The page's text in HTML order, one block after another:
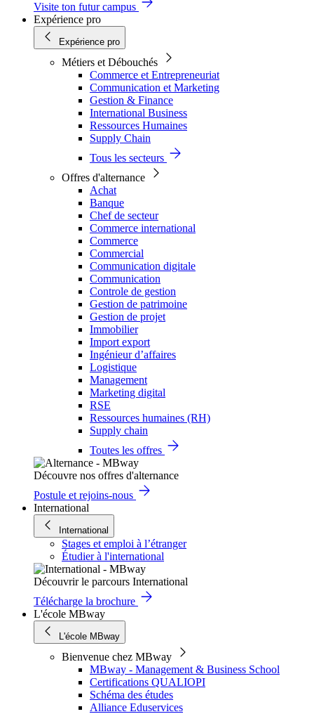
Visite ton futur campus
Expérience pro
Expérience pro
Métiers et Débouchés
Commerce et Entrepreneuriat
Communication et Marketing
Gestion & Finance
International Business
Ressources Humaines
Supply Chain
Tous les secteurs
Offres d'alternance
Achat
Banque
Chef de secteur
Commerce international
Commerce
Commercial
Communication digitale
Communication
Controle de gestion
Gestion de patrimoine
Gestion de projet
Immobilier
Import export
Ingénieur d’affaires
Logistique
Management
Marketing digital
RSE
Ressources humaines (RH)
Supply chain
Toutes les offres
Découvre nos offres d'alternance
Postule et rejoins-nous
International
International
Stages et emploi à l’étranger
Étudier à l'international
Découvrir le parcours International
Télécharge la brochure
L'école MBway
L'école MBway
Bienvenue chez MBway
MBway - Management & Business School
Certifications QUALIOPI
Schéma des études
Alliance Eduservices